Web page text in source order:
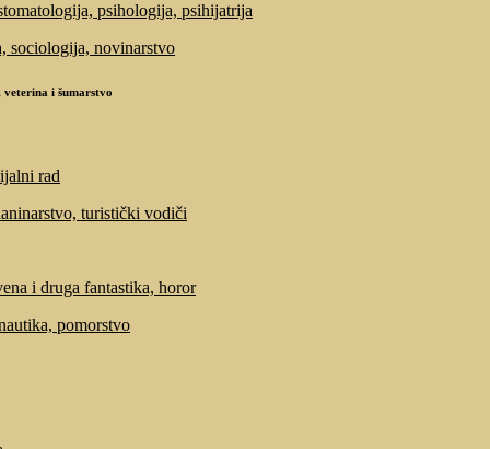
psihologija, psihijatrija
sociologija, novinarstvo
i šumarstvo
rad
turistički vodiči
i druga fantastika, horor
pomorstvo